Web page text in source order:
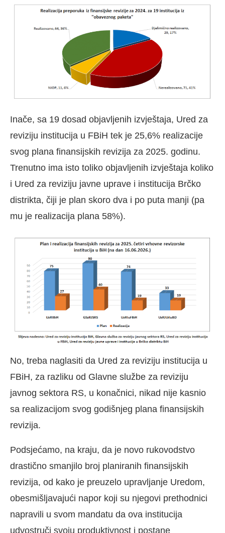
Inače, sa 19 dosad objavljenih izvještaja, Ured za
reviziju institucija u FBiH tek je 25,6% realizacije
svog plana finansijskih revizija za 2025. godinu.
Trenutno ima isto toliko objavljenih izvještaja koliko
i Ured za reviziju javne uprave i institucija Brčko
distrikta, čiji je plan skoro dva i po puta manji (pa
mu je realizacija plana 58%).
No, treba naglasiti da Ured za reviziju institucija u
FBiH, za razliku od Glavne službe za reviziju
javnog sektora RS, u konačnici, nikad nije kasnio
sa realizacijom svog godišnjeg plana finansijskih
revizija.
Podsjećamo, na kraju, da je novo rukovodstvo
drastično smanjilo broj planiranih finansijskih
revizija, od kako je preuzelo upravljanje Uredom,
obesmišljavajući napor koji su njegovi prethodnici
napravili u svom mandatu da ova institucija
udvostruči svoju produktivnost i postane